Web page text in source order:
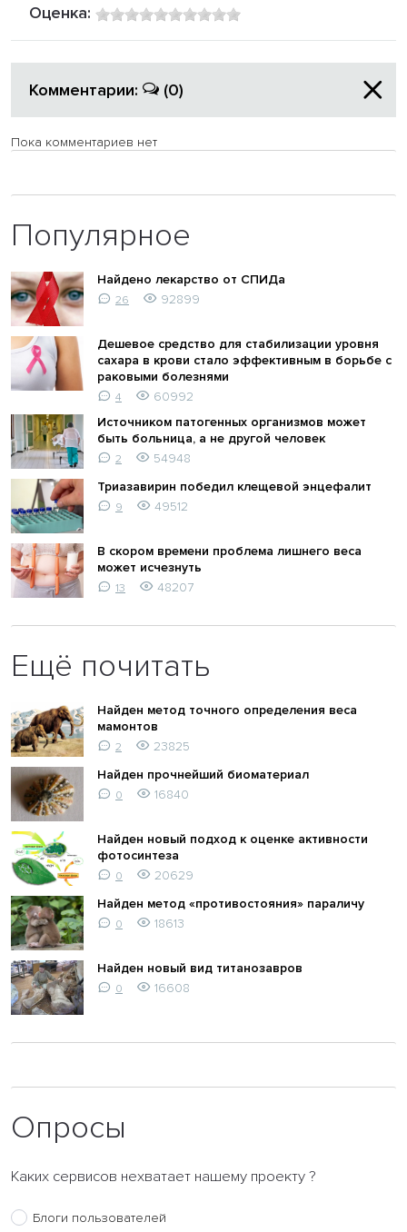
Оценка:
Комментарии: (0)
Пока комментариев нет
Популярное
Найдено лекарство от СПИДа
26 92899
Дешевое средство для стабилизации уровня
сахара в крови стало эффективным в борьбе с
раковыми болезнями
4
60992
Источником патогенных организмов может
быть больница, а не другой человек
2
54948
Триазавирин победил клещевой энцефалит
9 49512
В скором времени проблема лишнего веса
может исчезнуть
13 48207
Ещё почитать
Найден метод точного определения веса
мамонтов
2
23825
Найден прочнейший биоматериал
0 16840
Найден новый подход к оценке активности
фотосинтеза
0
20629
Найден метод «противостояния» параличу
0 18613
Найден новый вид титанозавров
0 16608
Опросы
Каких сервисов нехватает нашему проекту ?
Блоги пользователей